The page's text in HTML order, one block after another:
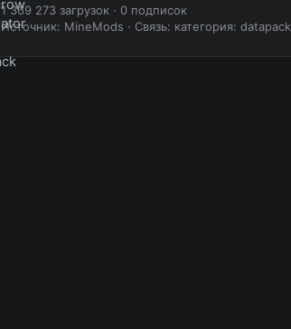
1 369 273 загрузок · 0 подписок
Источник: MineMods · Связь: категория: datapack